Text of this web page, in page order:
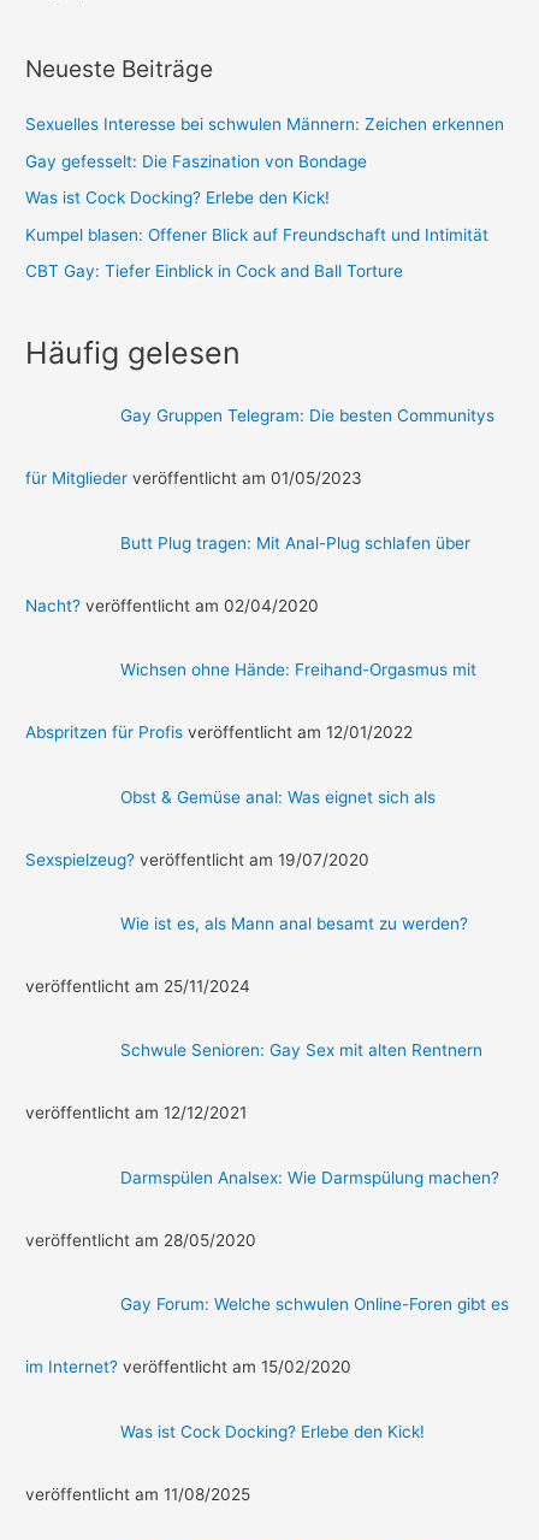
Neueste Beiträge
Sexuelles Interesse bei schwulen Männern: Zeichen erkennen
Gay gefesselt: Die Faszination von Bondage
Was ist Cock Docking? Erlebe den Kick!
Kumpel blasen: Offener Blick auf Freundschaft und Intimität
CBT Gay: Tiefer Einblick in Cock and Ball Torture
Häufig gelesen
Gay Gruppen Telegram: Die besten Communitys
für Mitglieder veröffentlicht am 01/05/2023
Butt Plug tragen: Mit Anal-Plug schlafen über
Nacht? veröffentlicht am 02/04/2020
Wichsen ohne Hände: Freihand-Orgasmus mit
Abspritzen für Profis veröffentlicht am 12/01/2022
Obst & Gemüse anal: Was eignet sich als
Sexspielzeug? veröffentlicht am 19/07/2020
Wie ist es, als Mann anal besamt zu werden?
veröffentlicht am 25/11/2024
Schwule Senioren: Gay Sex mit alten Rentnern
veröffentlicht am 12/12/2021
Darmspülen Analsex: Wie Darmspülung machen?
veröffentlicht am 28/05/2020
Gay Forum: Welche schwulen Online-Foren gibt es
im Internet? veröffentlicht am 15/02/2020
Was ist Cock Docking? Erlebe den Kick!
veröffentlicht am 11/08/2025